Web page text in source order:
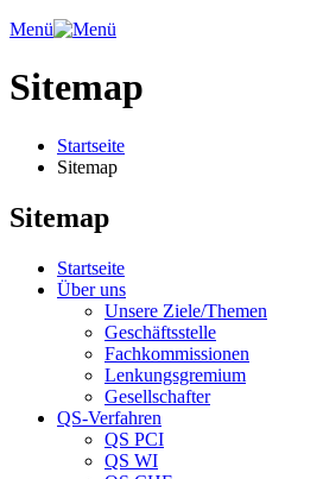
Menü
Sitemap
Startseite
Sitemap
Sitemap
Startseite
Über uns
Unsere Ziele/Themen
Geschäftsstelle
Fachkommissionen
Lenkungsgremium
Gesellschafter
QS-Verfahren
QS PCI
QS WI